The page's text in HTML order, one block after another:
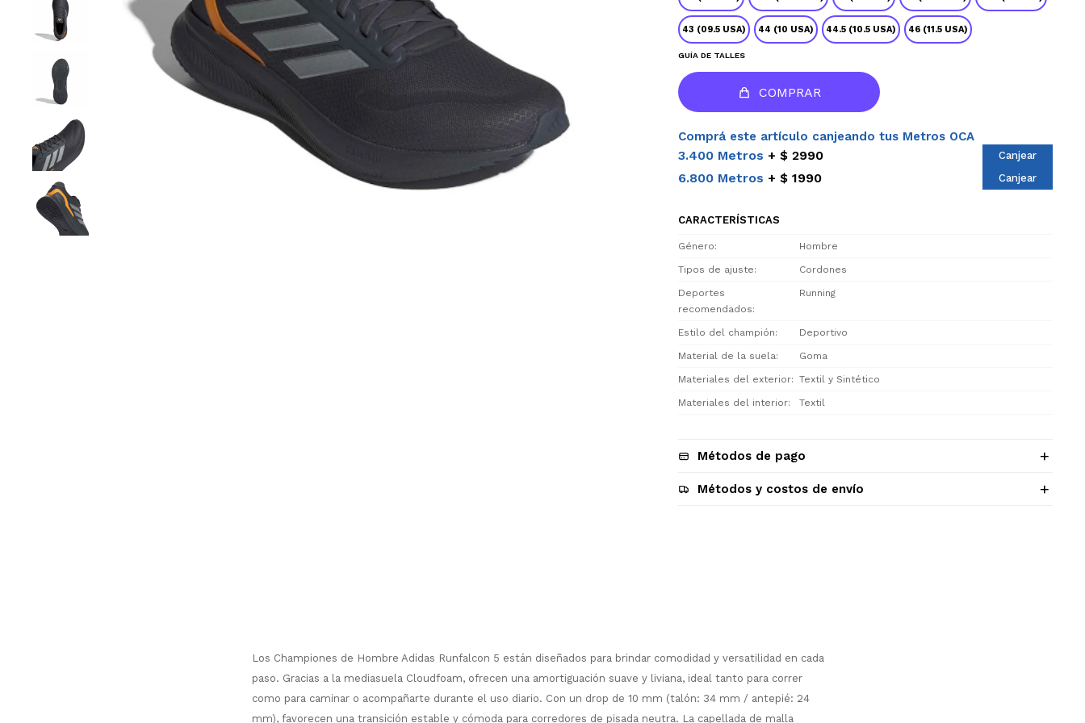
43 (09.5 USA) 44 (10 USA) 44.5 (10.5 USA) 46 (11.5 USA)
GUÍA DE TALLES
COMPRAR
Comprá este artículo canjeando tus Metros OCA
3.400 Metros $ 2990 Canjear
6.800 Metros $ 1990 Canjear
CARACTERÍSTICAS
Género Hombre
Tipos de ajuste Cordones
Deportes
recomendados
Running
Estilo del champión Deportivo
Material de la suela Goma
Materiales del exterior Textil y Sintético
Materiales del interior Textil
Métodos de pago
Métodos y costos de envío
Los Championes de Hombre Adidas Runfalcon 5 están diseñados para brindar comodidad y versatilidad en cada
paso. Gracias a la mediasuela Cloudfoam, ofrecen una amortiguación suave y liviana, ideal tanto para correr
como para caminar o acompañarte durante el uso diario. Con un drop de 10 mm (talón: 34 mm / antepié: 24
mm), favorecen una transición estable y cómoda para corredores de pisada neutra. La capellada de malla
¡Sumate a la forma más ágil de
comprar!